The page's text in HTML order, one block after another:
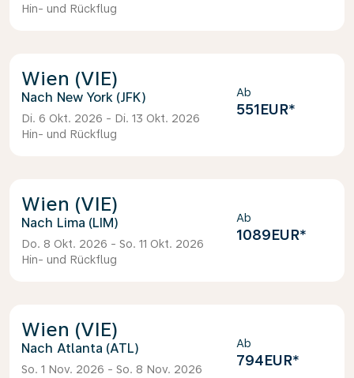
Hin- und Rückflug
Wien (VIE)
New York (JFK)
Di. 6 Okt. 2026 - Di. 13 Okt. 2026
Hin- und Rückflug
Ab
551EUR*
Wien (VIE)
Lima (LIM)
Do. 8 Okt. 2026 - So. 11 Okt. 2026
Hin- und Rückflug
Ab
1089EUR*
Wien (VIE)
Atlanta (ATL)
So. 1 Nov. 2026 - So. 8 Nov. 2026
Ab
794EUR*